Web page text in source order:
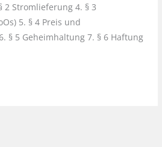
2 Stromlieferung 4. § 3
5. § 4 Preis und
§ 5 Geheimhaltung 7. § 6 Haftung